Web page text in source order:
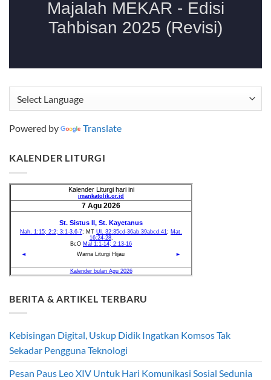
Powered by Translate
KALENDER LITURGI
BERITA & ARTIKEL TERBARU
Kebisingan Digital, Uskup Didik Ingatkan Komsos Tak
Sekadar Pengguna Teknologi
Pesan Paus Leo XIV Untuk Hari Komunikasi Sosial Sedunia